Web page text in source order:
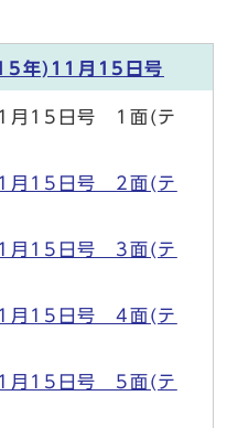
年)11月15日号
月15日号 1面(テ
月15日号 2面(テ
月15日号 3面(テ
月15日号 4面(テ
月15日号 5面(テ